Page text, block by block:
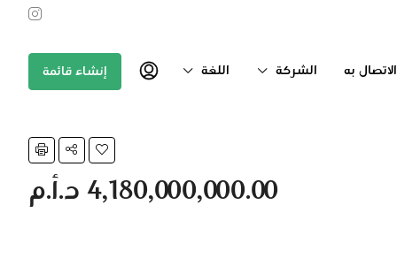
به الشركة اللغة إنشاء قائمة
4,180,000,000.00 د.أ.م